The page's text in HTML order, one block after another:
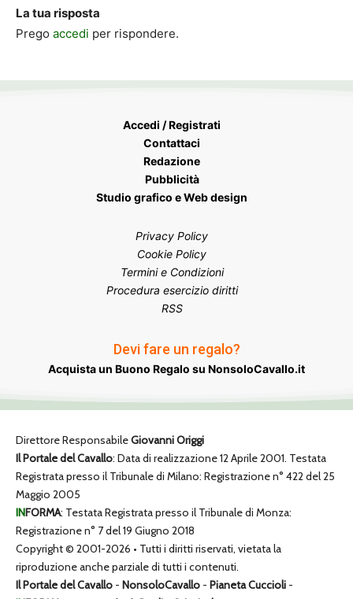
La tua risposta
Prego accedi per rispondere.
Accedi / Registrati
Contattaci
Redazione
Pubblicità
Studio grafico e Web design
Privacy Policy
Cookie Policy
Termini e Condizioni
Procedura esercizio diritti
RSS
Devi fare un regalo?
Acquista un Buono Regalo su NonsoloCavallo.it
Direttore ResponsabileGiovanni Origgi
Il Portale del Cavallo: Data di realizzazione 12 Aprile 2001. Testata
Registrata presso il Tribunale di Milano: Registrazione n° 422 del 25
Maggio 2005
INFORMA: Testata Registrata presso il Tribunale di Monza:
Registrazione n° 7 del 19 Giugno 2018
Copyright © 2001-2026 • Tutti i diritti riservati, vietata la
riproduzione anche parziale di tutti i contenuti.
Il Portale del Cavallo - NonsoloCavallo - Pianeta Cuccioli -